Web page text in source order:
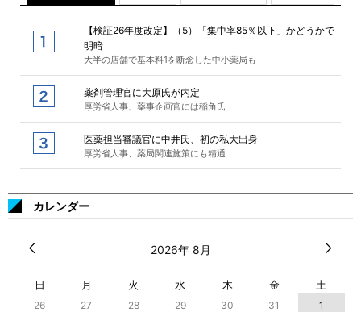
【検証26年度改定】（5）「集中率85％以下」かどうかで
明暗
大半の店舗で基本料1を断念した中小薬局も
薬剤管理官に大原氏が内定
厚労省人事、薬事企画官には稲角氏
医薬担当審議官に中井氏、初の私大出身
厚労省人事、薬局関連施策にも精通
カレンダー
2026年 8月
日 月 火 水 木 金 土
26 27 28 29 30 31
1